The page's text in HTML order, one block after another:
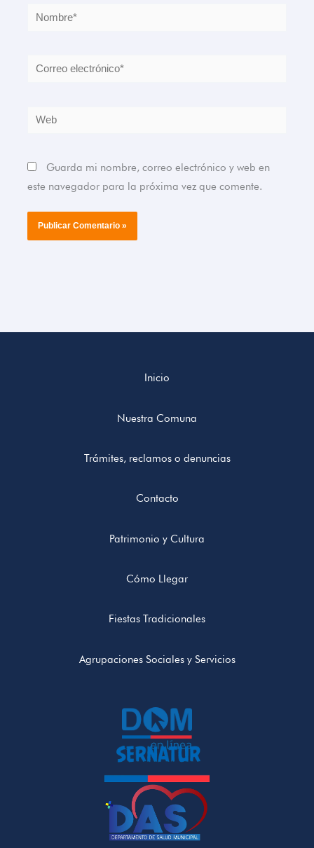
Nombre*
Correo
Web
Guarda mi nombre, correo electrónico y web en
este navegador para la próxima vez que comente.
Inicio
Nuestra Comuna
Trámites, reclamos o denuncias
Contacto
Patrimonio y Cultura
Cómo Llegar
Fiestas Tradicionales
Agrupaciones Sociales y Servicios